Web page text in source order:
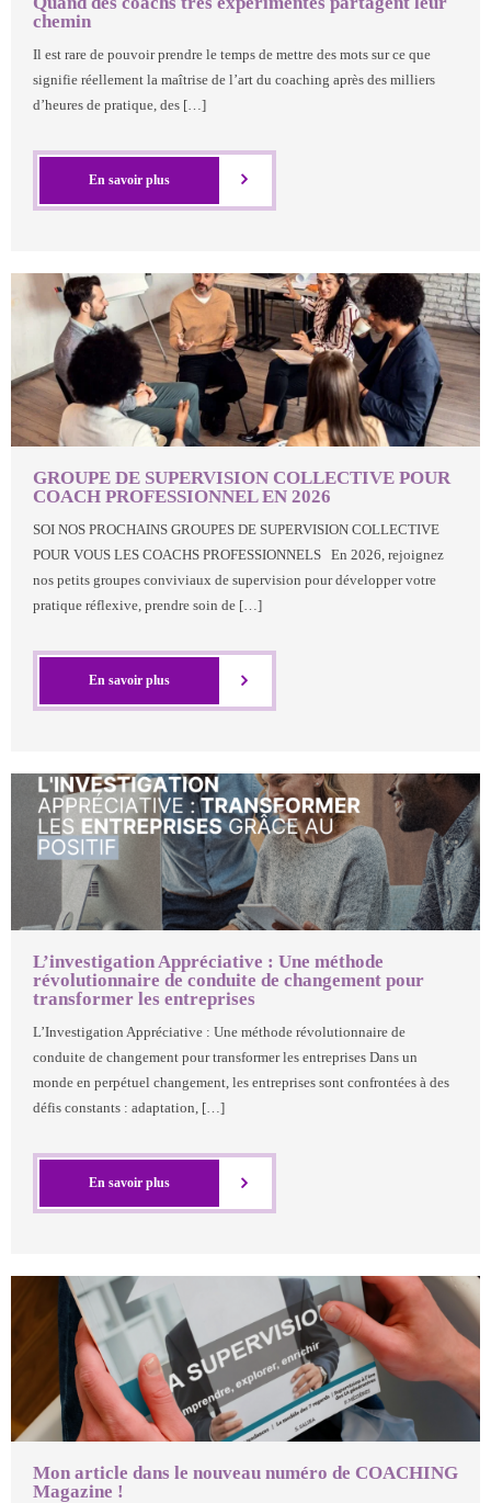
- - SuperVision Collective en tandem
- - Supervision Individuelle
- - l’IA au service du coach professionnel
Témoignages
Contact
Blog
chemin
Il est rare de pouvoir prendre le temps de mettre des mots sur ce que
signifie réellement la maîtrise de l’art du coaching après des milliers
d’heures de pratique, des […]
En savoir plus
GROUPE DE SUPERVISION COLLECTIVE POUR
COACH PROFESSIONNEL EN 2026
SOI NOS PROCHAINS GROUPES DE SUPERVISION COLLECTIVE
POUR VOUS LES COACHS PROFESSIONNELS En 2026, rejoignez
nos petits groupes conviviaux de supervision pour développer votre
pratique réflexive, prendre soin de […]
En savoir plus
L’investigation Appréciative : Une méthode
révolutionnaire de conduite de changement pour
transformer les entreprises
L’Investigation Appréciative : Une méthode révolutionnaire de
conduite de changement pour transformer les entreprises Dans un
monde en perpétuel changement, les entreprises sont confrontées à des
défis constants : adaptation, […]
En savoir plus
Mon article dans le nouveau numéro de COACHING
Magazine !